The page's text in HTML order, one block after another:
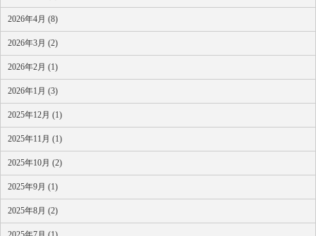
2026年4月 (8)
2026年3月 (2)
2026年2月 (1)
2026年1月 (3)
2025年12月 (1)
2025年11月 (1)
2025年10月 (2)
2025年9月 (1)
2025年8月 (2)